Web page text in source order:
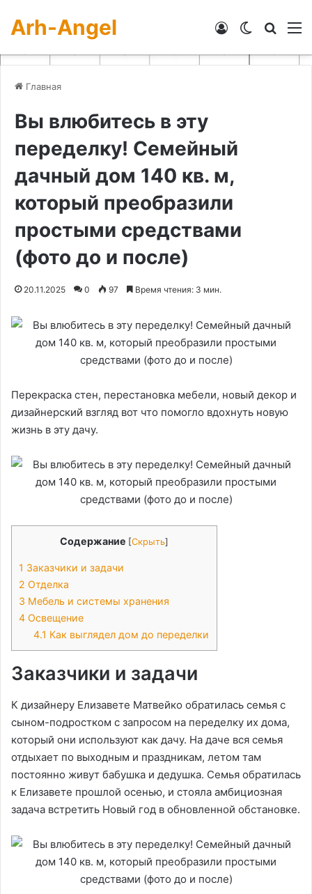
Arh-Angel Switch skin
Войти
Главная
Вы влюбитесь в эту
переделку! Семейный
дачный дом 140 кв. м,
который преобразили
простыми средствами
(фото до и после)
20.11.2025 0 97 Время чтения: 3 мин.
Перекраска стен, перестановка мебели, новый декор и
дизайнерский взгляд вот что помогло вдохнуть новую
жизнь в эту дачу.
Содержание [Скрыть]
1 Заказчики и задачи
2 Отделка
3 Мебель и системы хранения
4 Освещение
4.1 Как выглядел дом до переделки
Заказчики и задачи
К дизайнеру Елизавете Матвейко обратилась семья с
сыном-подростком с запросом на переделку их дома,
который они используют как дачу. На даче вся семья
отдыхает по выходным и праздникам, летом там
постоянно живут бабушка и дедушка. Семья обратилась
к Елизавете прошлой осенью, и стояла амбициозная
задача встретить Новый год в обновленной обстановке.